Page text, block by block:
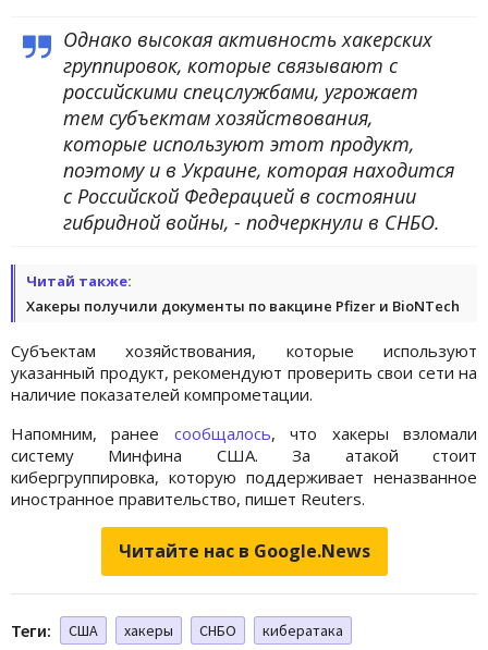
Однако высокая активность хакерских
группировок, которые связывают с
российскими спецслужбами, угрожает
тем субъектам хозяйствования,
которые используют этот продукт,
поэтому и в Украине, которая находится
с Российской Федерацией в состоянии
гибридной войны, - подчеркнули в СНБО.
Читай также:
Хакеры получили документы по вакцине Pfizer и BioNTech
Субъектам хозяйствования, которые используют
указанный продукт, рекомендуют проверить свои сети на
наличие показателей компрометации.
Напомним, ранее сообщалось, что хакеры взломали
систему Минфина США. За атакой стоит
кибергруппировка, которую поддерживает неназванное
иностранное правительство, пишет Reuters.
Читайте нас в Google.News
Теги: США хакеры СНБО кибератака